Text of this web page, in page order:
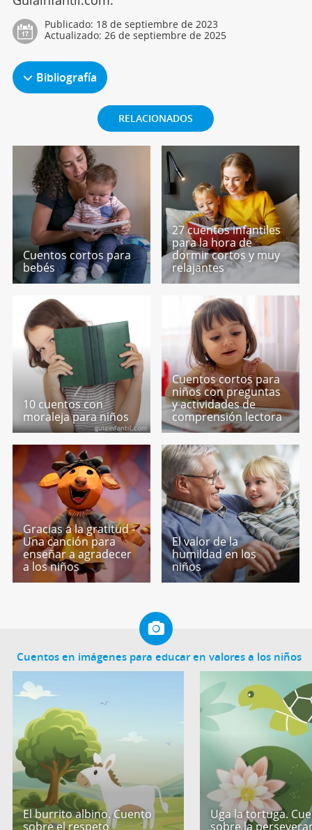
Publicado: 18 de septiembre de 2023
Actualizado: 26 de septiembre de 2025
Bibliografía
RELACIONADOS
Cuentos cortos para
bebés
27 cuentos infantiles
para la hora de
dormir cortos y muy
relajantes
10 cuentos con
moraleja para niños
Cuentos cortos para
niños con preguntas
y actividades de
comprensión lectora
Gracias a la gratitud -
Una canción para
enseñar a agradecer
a los niños
El valor de la
humildad en los
niños
Cuentos en imágenes para educar en valores a los niños
El burrito albino. Cuento
sobre el respeto
Uga la tortuga.
sobre la